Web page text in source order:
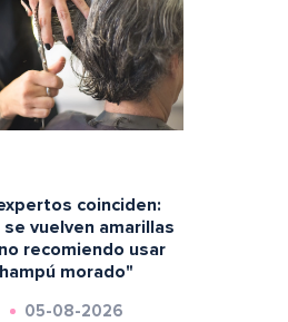
coinciden:
se vuelven amarillas
recomiendo usar
morado"
05-08-2026